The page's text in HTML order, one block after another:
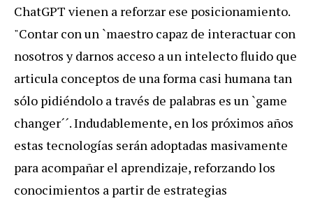
ChatGPT vienen a reforzar ese posicionamiento.
"Contar con un `maestro capaz de interactuar con
nosotros y darnos acceso a un intelecto fluido que
articula conceptos de una forma casi humana tan
sólo pidiéndolo a través de palabras es un `game
changer´´. Indudablemente, en los próximos años
estas tecnologías serán adoptadas masivamente
para acompañar el aprendizaje, reforzando los
conocimientos a partir de estrategias